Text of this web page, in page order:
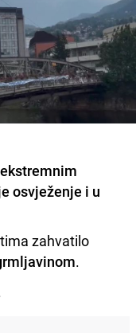
osvježenje i u
zahvatilo
.